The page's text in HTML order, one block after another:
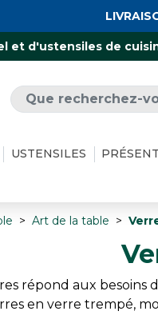
et d'ustensiles de
USTENSILES
Art de la table
répond aux besoins
en verre trempé,